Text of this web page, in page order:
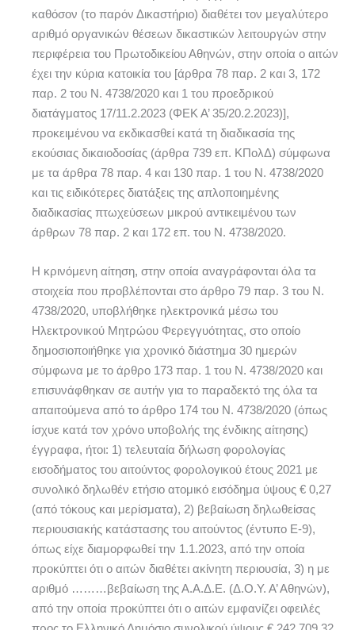
καθόσον (το παρόν Δικαστήριο) διαθέτει τον μεγαλύτερο
αριθμό οργανικών θέσεων δικαστικών λειτουργών στην
περιφέρεια του Πρωτοδικείου Αθηνών, στην οποία ο αιτών
έχει την κύρια κατοικία του [άρθρα 78 παρ. 2 και 3, 172
παρ. 2 του Ν. 4738/2020 και 1 του προεδρικού
διατάγματος 17/11.2.2023 (ΦΕΚ Α’ 35/20.2.2023)],
προκειμένου να εκδικασθεί κατά τη διαδικασία της
εκούσιας δικαιοδοσίας (άρθρα 739 επ. ΚΠολΔ) σύμφωνα
με τα άρθρα 78 παρ. 4 και 130 παρ. 1 του Ν. 4738/2020
και τις ειδικότερες διατάξεις της απλοποιημένης
διαδικασίας πτωχεύσεων μικρού αντικειμένου των
άρθρων 78 παρ. 2 και 172 επ. του Ν. 4738/2020.
Η κρινόμενη αίτηση, στην οποία αναγράφονται όλα τα
στοιχεία που προβλέπονται στο άρθρο 79 παρ. 3 του Ν.
4738/2020, υποβλήθηκε ηλεκτρονικά μέσω του
Ηλεκτρονικού Μητρώου Φερεγγυότητας, στο οποίο
δημοσιοποιήθηκε για χρονικό διάστημα 30 ημερών
σύμφωνα με το άρθρο 173 παρ. 1 του Ν. 4738/2020 και
επισυνάφθηκαν σε αυτήν για το παραδεκτό της όλα τα
απαιτούμενα από το άρθρο 174 του Ν. 4738/2020 (όπως
ίσχυε κατά τον χρόνο υποβολής της ένδικης αίτησης)
έγγραφα, ήτοι: 1) τελευταία δήλωση φορολογίας
εισοδήματος του αιτούντος φορολογικού έτους 2021 με
συνολικό δηλωθέν ετήσιο ατομικό εισόδημα ύψους € 0,27
(από τόκους και μερίσματα), 2) βεβαίωση δηλωθείσας
περιουσιακής κατάστασης του αιτούντος (έντυπο Ε-9),
όπως είχε διαμορφωθεί την 1.1.2023, από την οποία
προκύπτει ότι ο αιτών διαθέτει ακίνητη περιουσία, 3) η με
αριθμό ………βεβαίωση της Α.Α.Δ.Ε. (Δ.Ο.Υ. Α’ Αθηνών),
από την οποία προκύπτει ότι ο αιτών εμφανίζει οφειλές